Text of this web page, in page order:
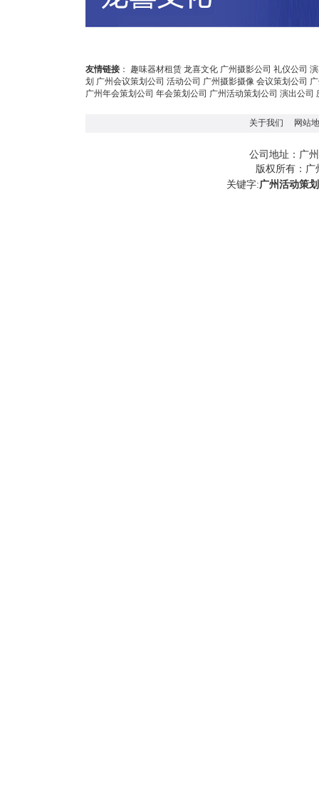
友情链接 ： 趣味器材租赁 龙喜文化 广州摄影公司 礼仪公司
划 广州会议策划公司 活动公司 广州摄影摄像 会议策划公司
广州年会策划公司 年会策划公司 广州活动策划公司 演出公司
关于我们 网站
公司地址： 广
版权所有： 广
关键字:广州活动策